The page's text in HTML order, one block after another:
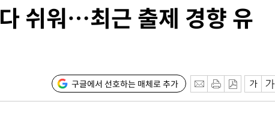
"
쉬워…최근 출제 경향 유
구글에서 선호하는 매체로 추가